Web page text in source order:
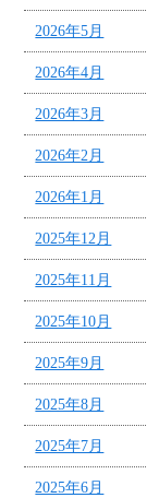
2026年5月
2026年4月
2026年3月
2026年2月
2026年1月
2025年12月
2025年11月
2025年10月
2025年9月
2025年8月
2025年7月
2025年6月